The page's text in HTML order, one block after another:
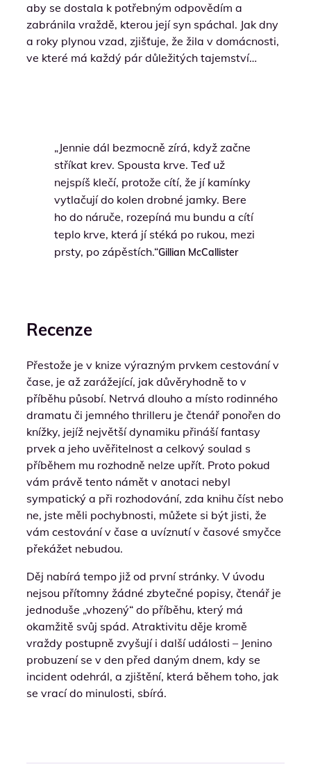
aby se dostala k potřebným odpovědím a
zabránila vraždě, kterou její syn spáchal. Jak dny
a roky plynou vzad, zjišťuje, že žila v domácnosti,
ve které má každý pár důležitých tajemství…
„Jennie dál bezmocně zírá, když začne
stříkat krev. Spousta krve. Teď už
nejspíš klečí, protože cítí, že jí kamínky
vytlačují do kolen drobné jamky. Bere
ho do náruče, rozepíná mu bundu a cítí
teplo krve, která jí stéká po rukou, mezi
prsty, po zápěstích.“Gillian McCallister
Recenze
Přestože je v knize výrazným prvkem cestování v
čase, je až zarážející, jak důvěryhodně to v
příběhu působí. Netrvá dlouho a místo rodinného
dramatu či jemného thrilleru je čtenář ponořen do
knížky, jejíž největší dynamiku přináší fantasy
prvek a jeho uvěřitelnost a celkový soulad s
příběhem mu rozhodně nelze upřít. Proto pokud
vám právě tento námět v anotaci nebyl
sympatický a při rozhodování, zda knihu číst nebo
ne, jste měli pochybnosti, můžete si být jisti, že
vám cestování v čase a uvíznutí v časové smyčce
překážet nebudou.
Děj nabírá tempo již od první stránky. V úvodu
nejsou přítomny žádné zbytečné popisy, čtenář je
jednoduše „vhozený“ do příběhu, který má
okamžitě svůj spád. Atraktivitu děje kromě
vraždy postupně zvyšují i ​​další události – Jenino
probuzení se v den před daným dnem, kdy se
incident odehrál, a zjištění, která během toho, jak
se vrací do minulosti, sbírá.